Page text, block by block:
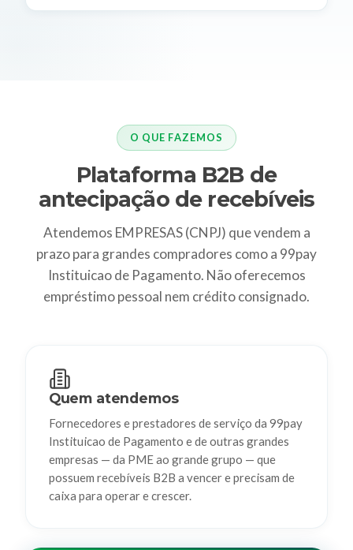
O QUE FAZEMOS
Plataforma B2B de
antecipação de recebíveis
Atendemos EMPRESAS (CNPJ) que vendem a
prazo para grandes compradores como a 99pay
Instituicao de Pagamento. Não oferecemos
empréstimo pessoal nem crédito consignado.
Quem atendemos
Fornecedores e prestadores de serviço da 99pay
Instituicao de Pagamento e de outras grandes
empresas — da PME ao grande grupo — que
possuem recebíveis B2B a vencer e precisam de
caixa para operar e crescer.